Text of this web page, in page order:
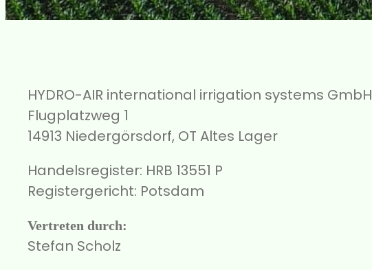
HYDRO-AIR international irrigation systems GmbH
Flugplatzweg 1
14913 Niedergörsdorf, OT Altes Lager
Handelsregister: HRB 13551 P
Registergericht: Potsdam
Vertreten durch:
Stefan Scholz